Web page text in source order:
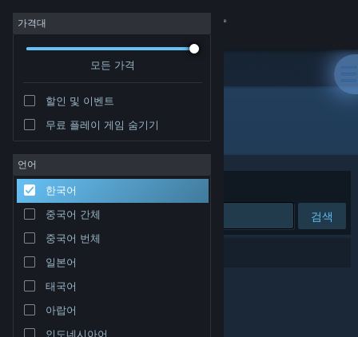
로그인
커뮤니티
정보
지원
언어 변경
Steam 모바일 앱 다운로드
PC 웹사이트 보기
가격대
모든 가격
할인 및 이벤트
무료 플레이 게임 숨기기
언어
한국어
중국어 간체
중국어 번체
일본어
태국어
아랍어
인도네시아어
개발자: SyntheticD
정렬 기준 연관성
검색